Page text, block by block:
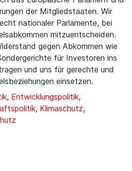
der Mitgliedstaaten. Wir
nationaler Parlamente, bei
mitzuentscheiden.
gegen Abkommen wie
für Investoren ins
und uns für gerechte und
einsetzen.
, Entwicklungspolitik,
, Klimaschutz,